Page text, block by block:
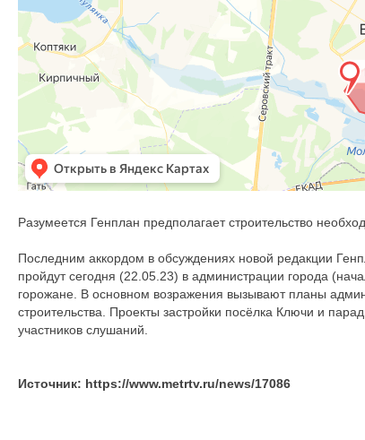
Разумеется Генплан предполагает строительство
Последним аккордом в обсуждениях новой редакции
пройдут сегодня (22.05.23) в администрации города
горожане. В основном возражения вызывают планы
строительства. Проекты застройки посёлка Ключи и
участников слушаний.
Источник: https://www.metrtv.ru/news/17086